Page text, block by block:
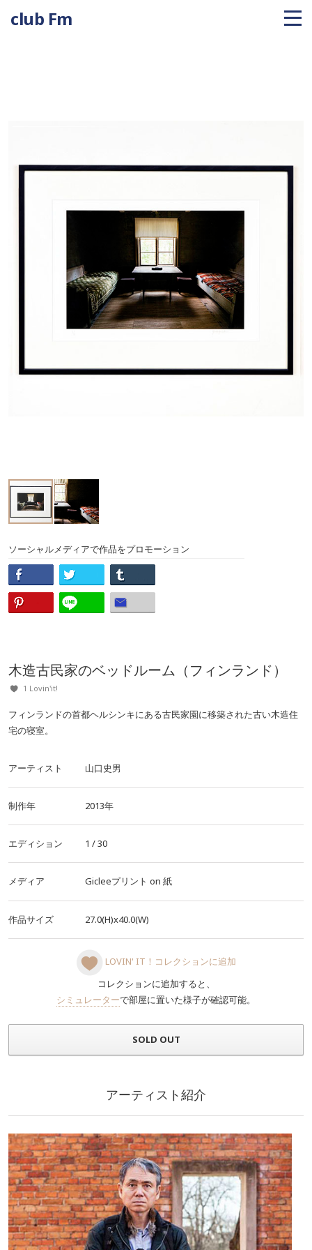
club Fm
ソーシャルメディアで作品をプロモーション
木造古民家のベッドルーム（フィンランド）
1 Lovin'it!
フィンランドの首都ヘルシンキにある古民家園に移築された古い木造住
宅の寝室。
アーティスト 山口史男
制作年 2013年
エディション 1 / 30
メディア Gicleeプリント on 紙
作品サイズ 27.0(H)x40.0(W)
LOVIN' IT！コレクションに追加
コレクションに追加すると、
シミュレーターで部屋に置いた様子が確認可能。
SOLD OUT
アーティスト紹介